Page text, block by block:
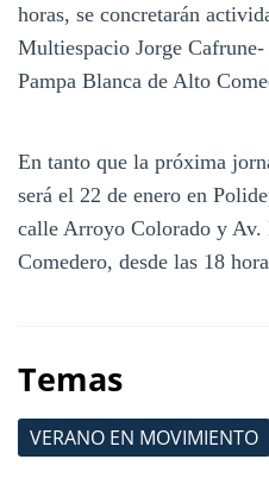
horas, se concretarán
Multiespacio Jorge
Pampa Blanca de Alto
En tanto que la próxima
será el 22 de enero en
calle Arroyo Colorado y Av.
Comedero, desde las 18
Temas
VERANO EN MOVIMIENTO